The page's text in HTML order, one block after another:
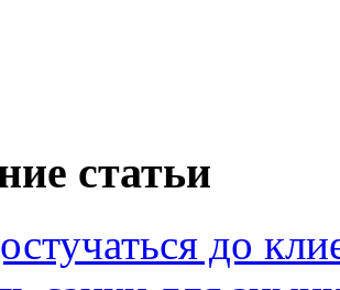
статьи
до